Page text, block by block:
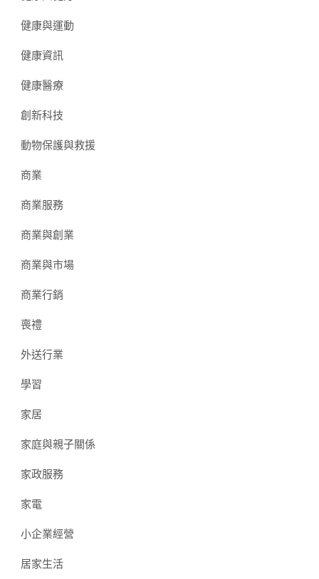
健康與運動
健康資訊
健康醫療
創新科技
動物保護與救援
商業
商業服務
商業與創業
商業與市場
商業行銷
喪禮
外送行業
學習
家居
家庭與親子關係
家政服務
家電
小企業經營
居家生活